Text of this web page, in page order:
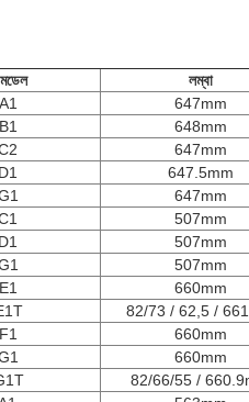
লম্বা
647mm
648mm
647mm
647.5mm
647mm
507mm
507mm
507mm
660mm
82/73 / 62,5 /
660mm
660mm
82/66/55 /